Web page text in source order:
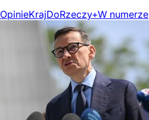
OpinieKrajDoRzeczy+W numerze